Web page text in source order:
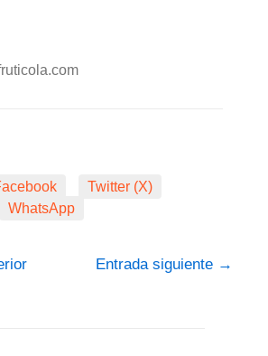
Twitter (X)
WhatsApp
Entrada siguiente →